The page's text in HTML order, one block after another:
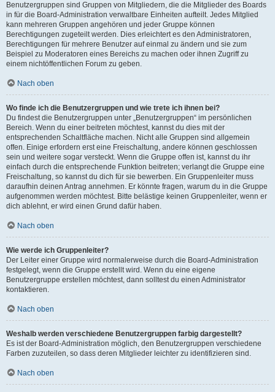
Benutzergruppen sind Gruppen von Mitgliedern, die die Mitglieder des Boards
in für die Board-Administration verwaltbare Einheiten aufteilt. Jedes Mitglied
kann mehreren Gruppen angehören und jeder Gruppe können
Berechtigungen zugeteilt werden. Dies erleichtert es den Administratoren,
Berechtigungen für mehrere Benutzer auf einmal zu ändern und sie zum
Beispiel zu Moderatoren eines Bereichs zu machen oder ihnen Zugriff zu
einem nichtöffentlichen Forum zu geben.
Nach oben
Wo finde ich die Benutzergruppen und wie trete ich ihnen bei?
Du findest die Benutzergruppen unter „Benutzergruppen“ im persönlichen
Bereich. Wenn du einer beitreten möchtest, kannst du dies mit der
entsprechenden Schaltfläche machen. Nicht alle Gruppen sind allgemein
offen. Einige erfordern erst eine Freischaltung, andere können geschlossen
sein und weitere sogar versteckt. Wenn die Gruppe offen ist, kannst du ihr
einfach durch die entsprechende Funktion beitreten; verlangt die Gruppe eine
Freischaltung, so kannst du dich für sie bewerben. Ein Gruppenleiter muss
daraufhin deinen Antrag annehmen. Er könnte fragen, warum du in die Gruppe
aufgenommen werden möchtest. Bitte belästige keinen Gruppenleiter, wenn er
dich ablehnt, er wird einen Grund dafür haben.
Nach oben
Wie werde ich Gruppenleiter?
Der Leiter einer Gruppe wird normalerweise durch die Board-Administration
festgelegt, wenn die Gruppe erstellt wird. Wenn du eine eigene
Benutzergruppe erstellen möchtest, dann solltest du einen Administrator
kontaktieren.
Nach oben
Weshalb werden verschiedene Benutzergruppen farbig dargestellt?
Es ist der Board-Administration möglich, den Benutzergruppen verschiedene
Farben zuzuteilen, so dass deren Mitglieder leichter zu identifizieren sind.
Nach oben